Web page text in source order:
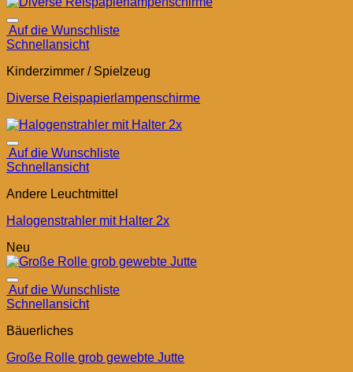
Auf die Wunschliste
Schnellansicht
Kinderzimmer / Spielzeug
Diverse Reispapierlampenschirme
Auf die Wunschliste
Schnellansicht
Andere Leuchtmittel
Halogenstrahler mit Halter 2x
Neu
Auf die Wunschliste
Schnellansicht
Bäuerliches
Große Rolle grob gewebte Jutte